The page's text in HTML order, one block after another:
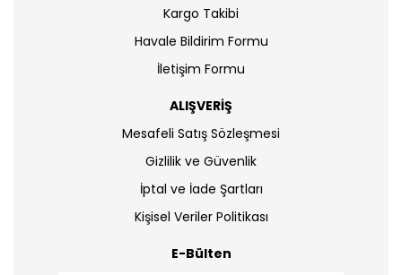
Kargo Takibi
Havale Bildirim Formu
İletişim Formu
ALIŞVERİŞ
Mesafeli Satış Sözleşmesi
Gizlilik ve Güvenlik
İptal ve İade Şartları
Kişisel Veriler Politikası
E-Bülten